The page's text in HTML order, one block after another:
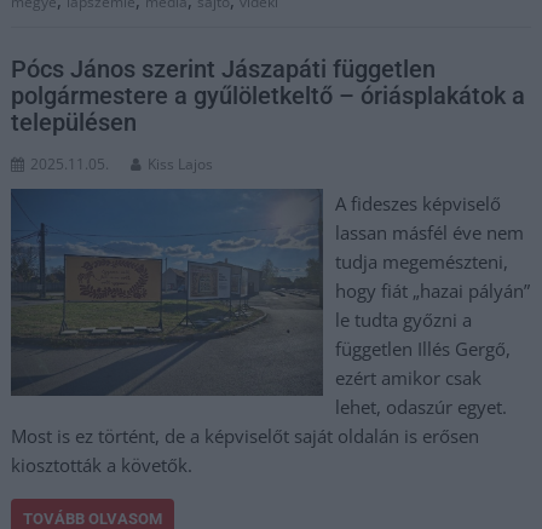
Pócs János szerint Jászapáti független
polgármestere a gyűlöletkeltő – óriásplakátok a
településen
2025.11.05. Kiss Lajos
A fideszes képviselő
lassan másfél éve nem
tudja megemészteni,
hogy fiát „hazai pályán”
le tudta győzni a
független Illés Gergő,
ezért amikor csak
lehet, odaszúr egyet.
Most is ez történt, de a képviselőt saját oldalán is erősen
kiosztották a követők.
TOVÁBB OLVASOM